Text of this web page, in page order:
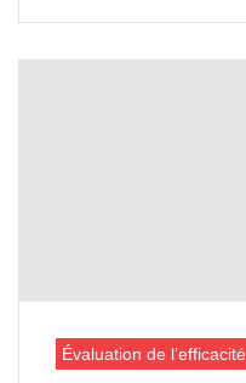
Évaluation de l’efficacité